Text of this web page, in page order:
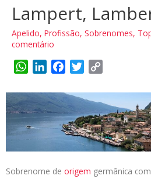
Lampert,
Apelido, Profissão, Sobrenomes,
comentário
W
a
t
s
p
n
k
e
I
c
e
b
o
o
i
t
e
r
p
y
L
i
n
Sobrenome de origem germânica